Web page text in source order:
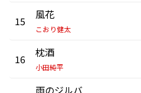
15 風花
こおり健太
16 枕酒
小田純平
雨のジルバ